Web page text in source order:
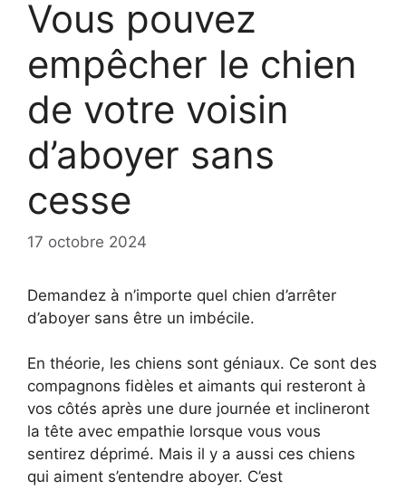
Vous pouvez
empêcher le chien
de votre voisin
d’aboyer sans
cesse
17 octobre 2024
Demandez à n’importe quel chien d’arrêter
d’aboyer sans être un imbécile.
En théorie, les chiens sont géniaux. Ce sont des
compagnons fidèles et aimants qui resteront à
vos côtés après une dure journée et inclineront
la tête avec empathie lorsque vous vous
sentirez déprimé. Mais il y a aussi ces chiens
qui aiment s’entendre aboyer. C’est